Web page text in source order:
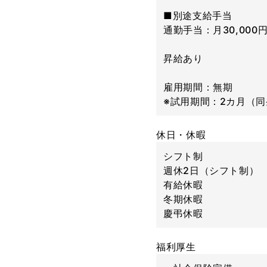
■別途支給手当
通勤手当：月30,000
昇給あり
雇用期間：無期
※試用期間：2カ月（同
休日・休暇
シフト制
週休2日（シフト制）
有給休暇
冬期休暇
慶弔休暇
福利厚生